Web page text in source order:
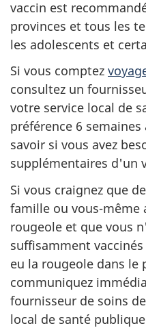
vaccin est
provinces et tous les
les adolescents et
Si vous comptez
consultez un
votre service local de
préférence 6
savoir si vous avez
supplémentaires d'un
Si vous craignez que
famille ou vous-même
rougeole et que vous
suffisamment
eu la rougeole dans le
communiquez
fournisseur de soins
local de santé